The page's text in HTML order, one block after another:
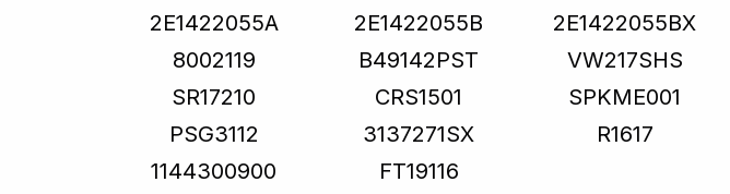
2E1422055A
2E1422055B 2E1422055BX
8002119
B49142PST VW217SHS
SR17210
CRS1501 SPKME001
PSG3112
3137271SX R1617
1144300900
FT19116